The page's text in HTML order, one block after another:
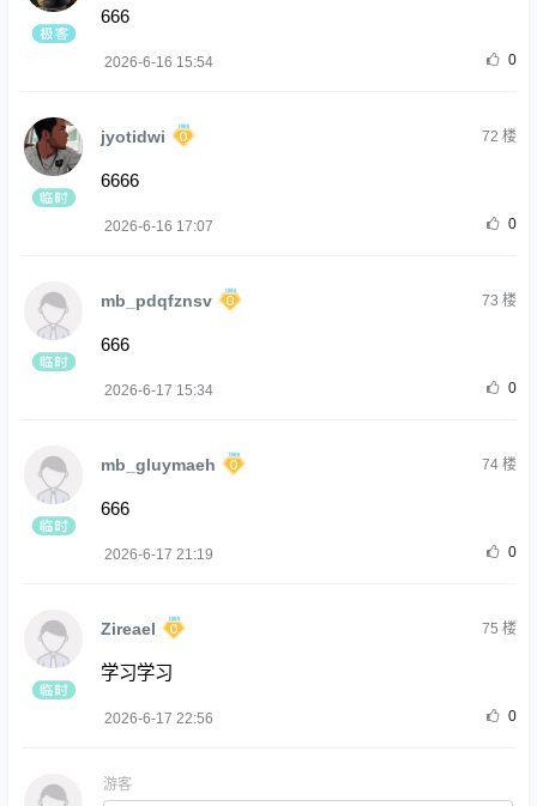
666
2026-6-16 15:54 0
jyotidwi 72 楼
6666
2026-6-16 17:07 0
mb_pdqfznsv 73 楼
666
2026-6-17 15:34 0
mb_gluymaeh 74楼
666
2026-6-17 21:19 0
Zireael 75 楼
学习学习
2026-6-17 22:56 0
游客